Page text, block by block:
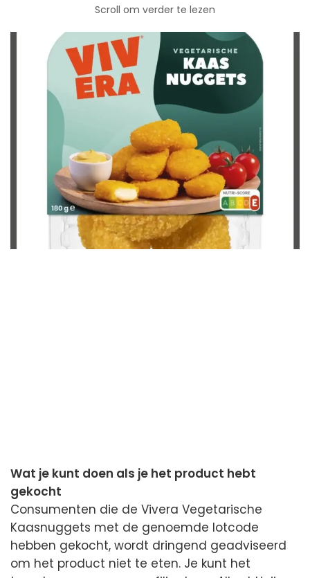
Scroll om verder te lezen
Wat je kunt doen als je het product hebt
gekocht
Consumenten die de Vivera Vegetarische
Kaasnuggets met de genoemde lotcode
hebben gekocht, wordt dringend geadviseerd
om het product niet te eten. Je kunt het